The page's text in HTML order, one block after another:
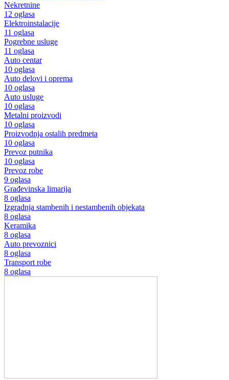
Nekretnine
12 oglasa
Elektroinstalacije
11 oglasa
Pogrebne usluge
11 oglasa
Auto centar
10 oglasa
Auto delovi i oprema
10 oglasa
Auto usluge
10 oglasa
Metalni proizvodi
10 oglasa
Proizvodnja ostalih predmeta
10 oglasa
Prevoz putnika
10 oglasa
Prevoz robe
9 oglasa
Građevinska limarija
8 oglasa
Izgradnja stambenih i nestambenih objekata
8 oglasa
Keramika
8 oglasa
Auto prevoznici
8 oglasa
Transport robe
8 oglasa